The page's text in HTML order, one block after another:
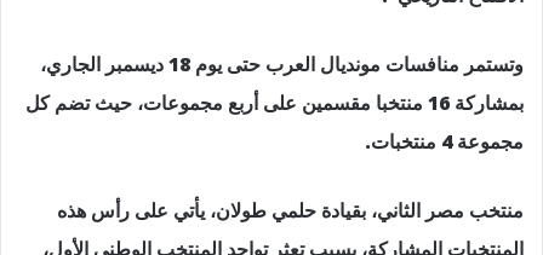
وتستمر منافسات مونديال العرب حتى يوم 18 ديسمبر الجاري،
بمشاركة 16 منتخبا مقسمين على أربع مجموعات، حيث تضم كل
مجموعة 4 منتخبات.
منتخب مصر الثاني، بقيادة حلمي طولان، يأتي على رأس هذه
المنتخبات المشاركة، بسبب تعثر تواجد المنتخب الوطني الأول،